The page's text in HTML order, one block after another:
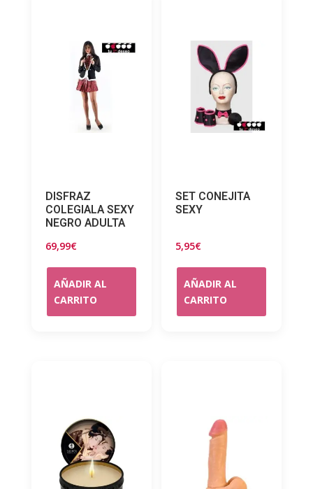
DISFRAZ
COLEGIALA SEXY
NEGRO ADULTA
69,99€
AÑADIR AL
CARRITO
SET CONEJITA
SEXY
5,95€
AÑADIR AL
CARRITO